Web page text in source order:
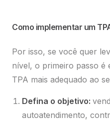
Como implementar um
Por isso, se você quer
nível, o primeiro passo é
TPA mais adequado ao
Defina o objetivo:
autoatendimento,